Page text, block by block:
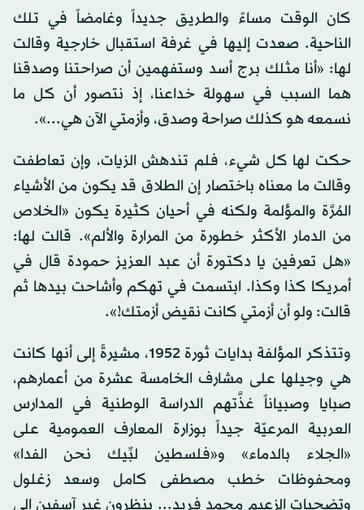
كان الوقت مساءً والطريق جديداً وغامضاً في تلك
الناحية. صعدت إليها في غرفة استقبال خارجية وقالت
لها: «أنا مثلك برج أسد وستفهمين أن صراحتنا وصدقنا
هما السبب في سهولة خداعنا، إذ نتصور أن كل ما
نسمعه هو كذلك صراحة وصدق، وأزمتي الآن هي...».
حكت لها كل شيء، فلم تندهش الزيات، وإن تعاطفت
وقالت ما معناه باختصار إن الطلاق قد يكون من الأشياء
المُرَّة والمؤلمة ولكنه في أحيان كثيرة يكون «الخلاص
من الدمار الأكثر خطورة من المرارة والألم». قالت لها:
«هل تعرفين يا دكتورة أن عبد العزيز حمودة قال في
أمريكا كذا وكذا. ابتسمت في تهكم وأشاحت بيدها ثم
قالت: ولو أن أزمتي كانت نقيض أزمتك!».
وتتذكر المؤلفة بدايات ثورة 1952، مشيرةً إلى أنها كانت
هي وجيلها على مشارف الخامسة عشرة من أعمارهم،
صبايا وصبياناً غذَّتهم الدراسة الوطنية في المدارس
العربية المرعيّة جيداً بوزارة المعارف العمومية على
«الجلاء بالدماء» و«فلسطين لبِّيك نحن الفدا»
ومحفوظات خطب مصطفى كامل وسعد زغلول
وتضحيات الزعيم محمد فريد... ينظرون غير آسفين إلى